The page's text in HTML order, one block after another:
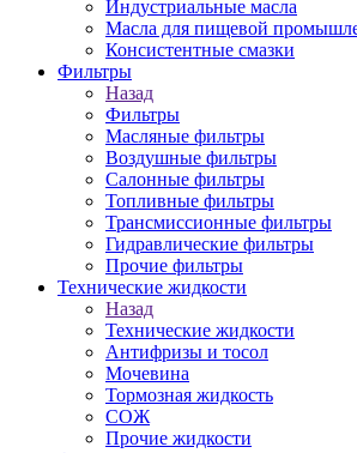
Индустриальные масла
Масла для пищевой
Консистентные смазки
Фильтры
Назад
Фильтры
Масляные фильтры
Воздушные фильтры
Салонные фильтры
Топливные фильтры
Трансмиссионные фильтры
Гидравлические фильтры
Прочие фильтры
Технические жидкости
Назад
Технические жидкости
Антифризы и тосол
Мочевина
Тормозная жидкость
СОЖ
Прочие жидкости